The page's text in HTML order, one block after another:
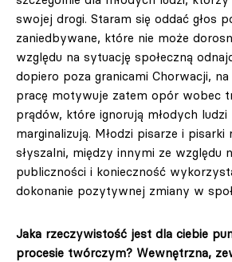
swojej drogi. Staram się oddać głos
zaniedbywane, które nie może
względu na sytuację społeczną
dopiero poza granicami Chorwacji,
pracę motywuje zatem opór wobec
prądów, które ignorują młodych ludzi
marginalizują. Młodzi pisarze i
słyszalni, między innymi ze względu
publiczności i konieczność
dokonanie pozytywnej zmiany w
Jaka rzeczywistość jest dla ciebie
procesie twórczym? Wewnętrzna,